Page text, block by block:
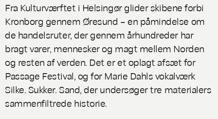
Fra Kulturværftet i Helsingør glider skibene forbi
Kronborg gennem Øresund – en påmindelse om
de handelsruter, der gennem århundreder har
bragt varer, mennesker og magt mellem Norden
og resten af verden. Det er et oplagt afsæt for
Passage Festival, og for Marie Dahls vokalværk
Silke. Sukker. Sand, der undersøger tre materialers
sammenfiltrede historie.